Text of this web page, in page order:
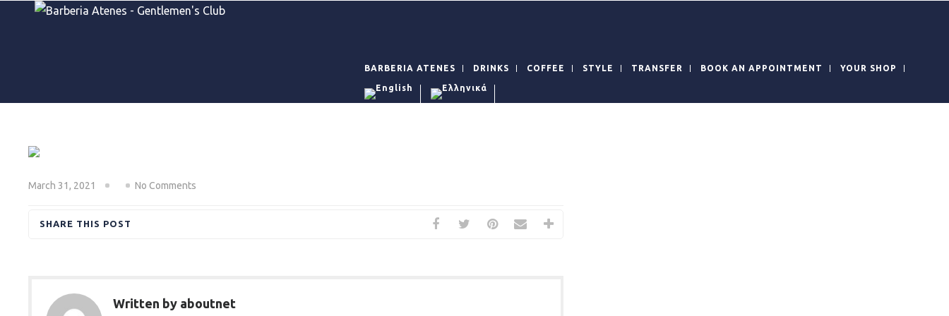
BARBERIA ATENES DRINKS COFFEE STYLE TRANSFER BOOK AN APPOINTMENT YOUR SHOP
March 31, 2021 No Comments
SHARE THIS POST
Written by aboutnet